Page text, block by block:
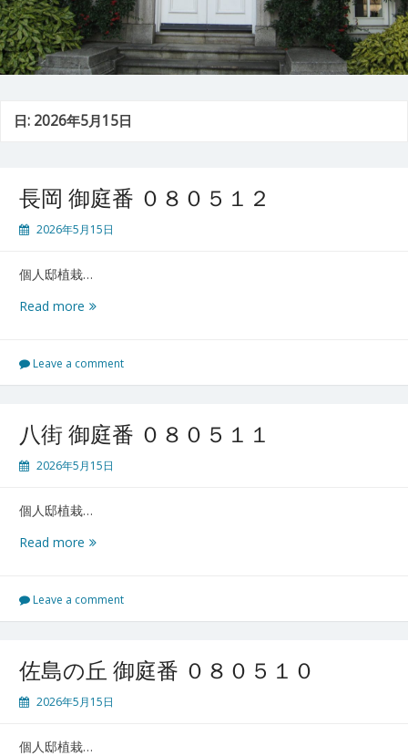
日: 2026年5月15日
長岡 御庭番 ０８０５１２
2026年5月15日
個人邸植栽…
Read more 長
庭
番
０
５
１
Leave a comment
八街 御庭番 ０８０５１１
2026年5月15日
個人邸植栽…
Read more 八
庭
番
０
５
１
Leave a comment
佐島の丘 御庭番 ０８０５１０
2026年5月15日
個人邸植栽…